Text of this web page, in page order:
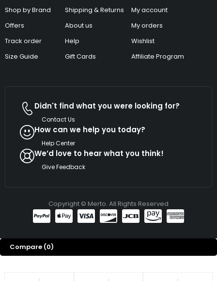
Shop by Brand
Offers
Track order
Size Guide
Shipping & Returns
About us
Help
Gift Cards
My account
My orders
Wishlist
Affiliate Program
Didn't find what you were looking for?
Contact Us
How can we help you today?
Help Center
We’d love to hear what you think!
Give Feedback
Copyright © Merto. All Rights Reserved
Compare (0)